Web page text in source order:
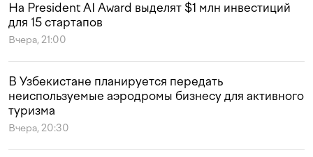
На President AI Award выделят $1 млн инвестиций
для 15 стартапов
Вчера, 21:00
В Узбекистане планируется передать
неиспользуемые аэродромы бизнесу для активного
туризма
Вчера, 20:30